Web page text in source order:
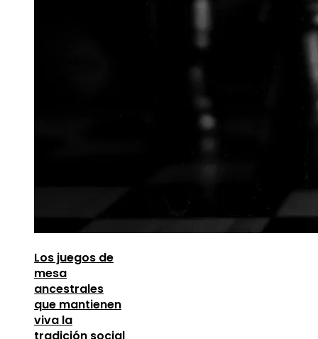
Los juegos de
mesa
ancestrales
que mantienen
viva la